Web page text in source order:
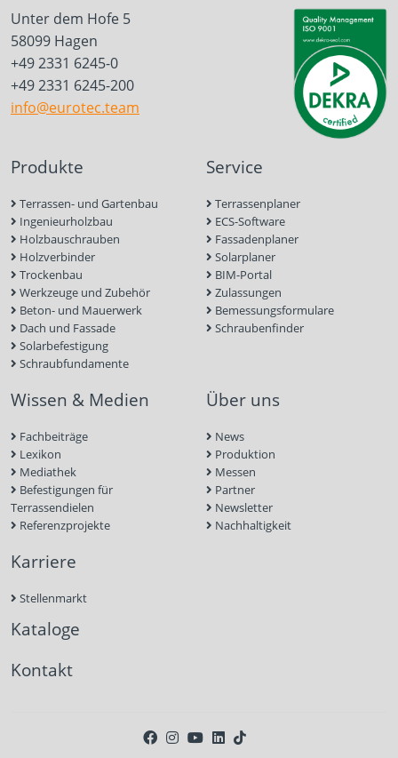
Unter dem Hofe 5
58099 Hagen
+49 2331 6245-0
+49 2331 6245-200
info@eurotec.team
Produkte
Terrassen- und Gartenbau
Ingenieurholzbau
Holzbauschrauben
Holzverbinder
Trockenbau
Werkzeuge und Zubehör
Beton- und Mauerwerk
Dach und Fassade
Solarbefestigung
Schraubfundamente
Service
Terrassenplaner
ECS-Software
Fassadenplaner
Solarplaner
BIM-Portal
Zulassungen
Bemessungsformulare
Schraubenfinder
Wissen & Medien
Fachbeiträge
Lexikon
Mediathek
Befestigungen für
Terrassendielen
Referenzprojekte
Über uns
News
Produktion
Messen
Partner
Newsletter
Nachhaltigkeit
Karriere
Stellenmarkt
Kataloge
Kontakt